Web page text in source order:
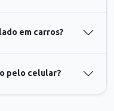
em carros?
pelo celular?